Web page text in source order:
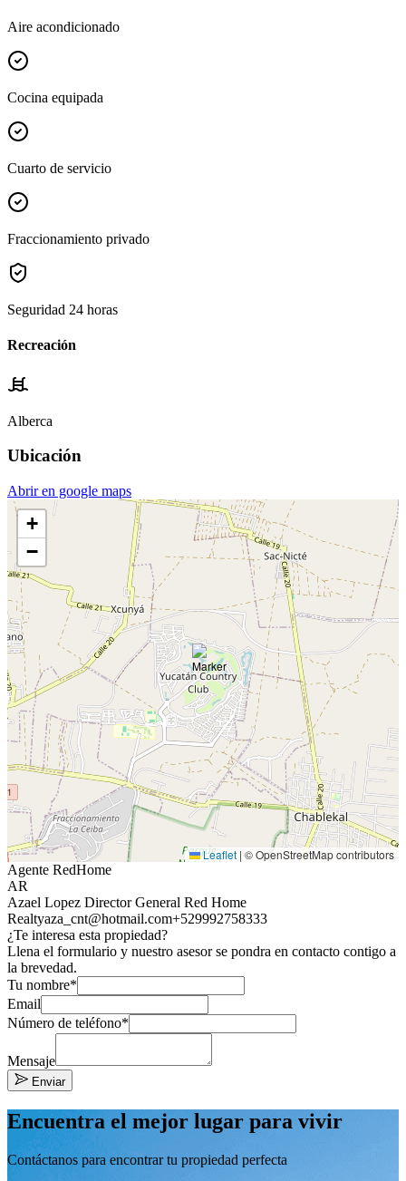
Aire acondicionado
Cocina equipada
Cuarto de servicio
Fraccionamiento privado
Seguridad 24 horas
Recreación
Alberca
Ubicación
Abrir en google maps
+
−
Leaflet | © OpenStreetMap contributors
Agente RedHome
AR
Azael Lopez Director General Red Home
Realtyaza_cnt@hotmail.com+529992758333
¿Te interesa esta propiedad?
Llena el formulario y nuestro asesor se pondra en contacto contigo a
la brevedad.
Tu nombre*
Email
Número de teléfono*
Mensaje
Enviar
Encuentra el mejor lugar para vivir
Contáctanos para encontrar tu propiedad perfecta